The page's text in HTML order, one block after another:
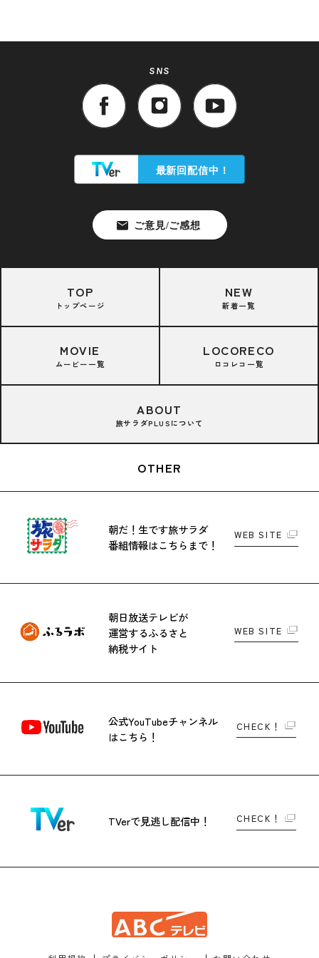
SNS
TOP
トップページ
NEW
新着一覧
MOVIE
ムービー一覧
LOCORECO
ロコレコ一覧
ABOUT
旅サラダPLUSについて
OTHER
朝だ！生です旅サラダ
番組情報はこちらまで！
WEB SITE
朝日放送テレビが
運営するふるさと
納税サイト
WEB SITE
公式YouTubeチャンネル
はこちら！
CHECK！
TVerで見逃し配信中！ CHECK！